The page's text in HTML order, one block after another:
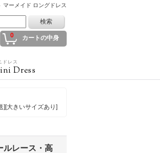
マーメイド ロングドレス
0 カートの中身
ドレス
Dress
][大きいサイズあり]
ルレース・高